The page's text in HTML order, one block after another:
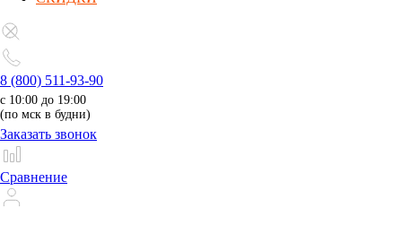
8 (800) 511-93-90
с 10:00 до 19:00
(по мск в будни)
Заказать звонок
Сравнение